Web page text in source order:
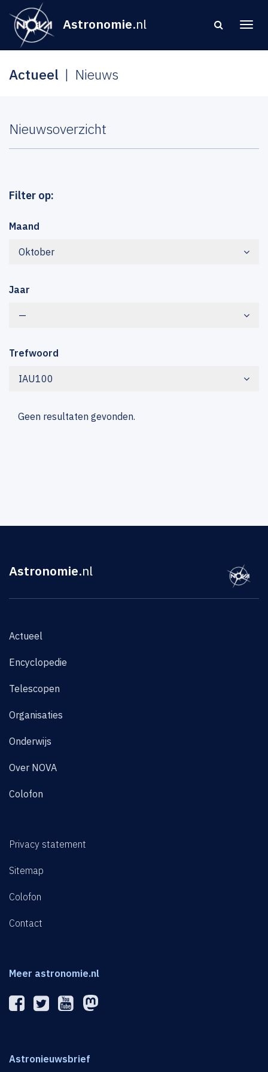
Astronomie.nl
Actueel Nieuws
Nieuwsoverzicht
Filter op:
Maand
Oktober
Jaar
—
Trefwoord
IAU100
Geen resultaten gevonden.
Astronomie.nl
Actueel
Encyclopedie
Telescopen
Organisaties
Onderwijs
Over NOVA
Colofon
Privacy statement
Sitemap
Colofon
Contact
Meer astronomie.nl
Astronieuwsbrief